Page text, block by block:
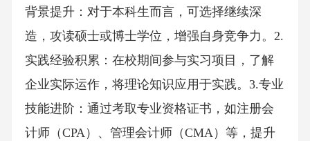
背景提升：对于本科生而言，可选择继续深
造，攻读硕士或博士学位，增强自身竞争力。2.
实践经验积累：在校期间参与实习项目，了解
企业实际运作，将理论知识应用于实践。3.专业
技能进阶：通过考取专业资格证书，如注册会
计师（CPA）、管理会计师（CMA）等，提升